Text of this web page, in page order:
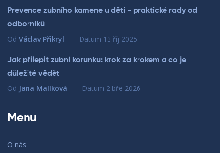
Prevence zubního kamene u dětí - praktické rady od
odborníků
Od Václav Přikryl Datum 13 říj 2025
Jak přilepit zubní korunku: krok za krokem a co je
důležité vědět
Od Jana Malíková Datum 2 bře 2026
Menu
O nás